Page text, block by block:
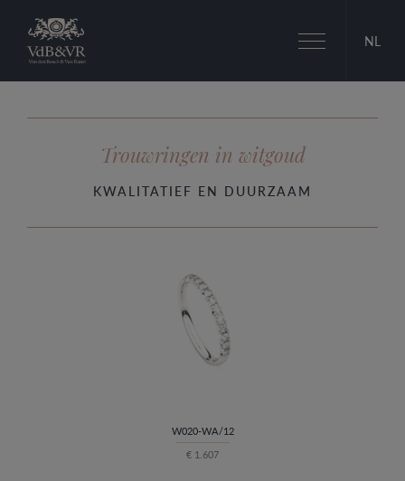
NL
Toggle
navigation
Trouwringen in witgoud
KWALITATIEF EN DUURZAAM
W020-WA/12
€ 1.607